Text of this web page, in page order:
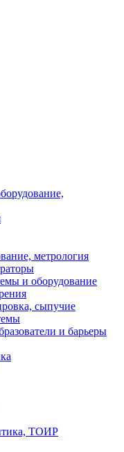
метрология
и оборудование
сыпучие
и барьеры
ТОИР